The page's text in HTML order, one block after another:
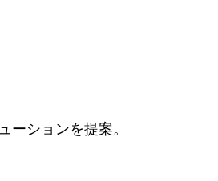
ションを提案。